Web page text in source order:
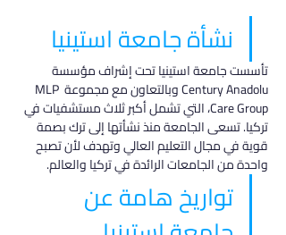
نشأة جامعة استينيا
تأسست جامعة استينيا تحت إشراف مؤسسة
Century Anadolu وبالتعاون مع مجموعة MLP
Care Group، التي تشمل أكبر ثلاث مستشفيات في
تركيا. تسعى الجامعة منذ نشأتها إلى ترك بصمة
قوية في مجال التعليم العالي وتهدف لأن تصبح
واحدة من الجامعات الرائدة في تركيا والعالم.
تواريخ هامة عن